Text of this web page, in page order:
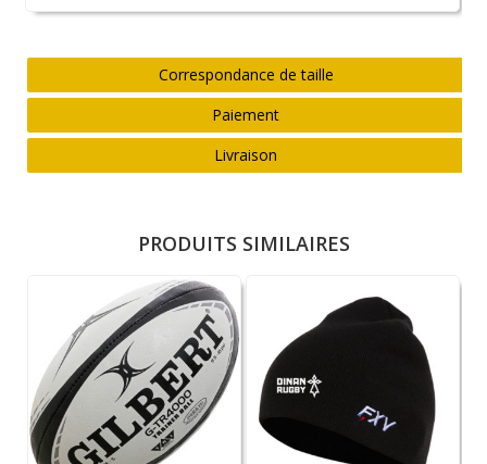
Correspondance de taille
Paiement
Livraison
PRODUITS SIMILAIRES